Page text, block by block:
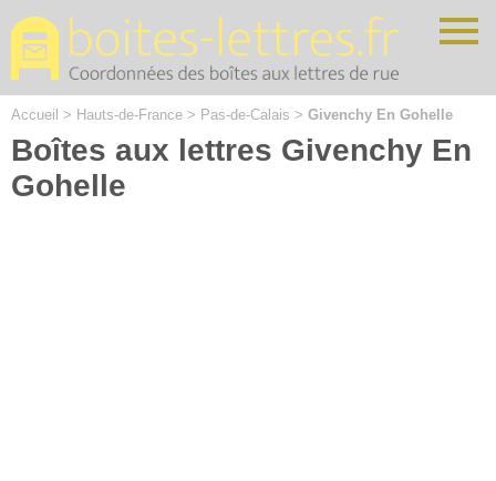
Accueil > Hauts-de-France > Pas-de-Calais > Givenchy En Gohelle
Boîtes aux lettres Givenchy En
Gohelle